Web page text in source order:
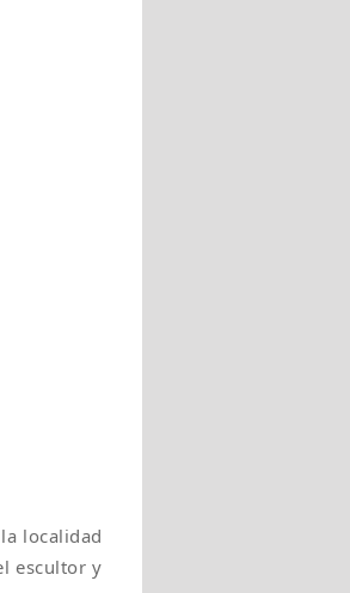
localidad
escultor y